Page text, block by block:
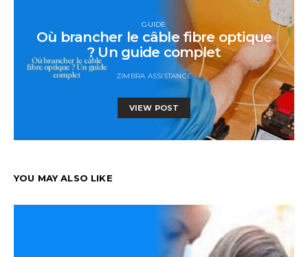
GUIDE
Où brancher le câble fibre optique
? Un guide complet
ZIMBRA ASSISTANCE
VIEW POST
YOU MAY ALSO LIKE